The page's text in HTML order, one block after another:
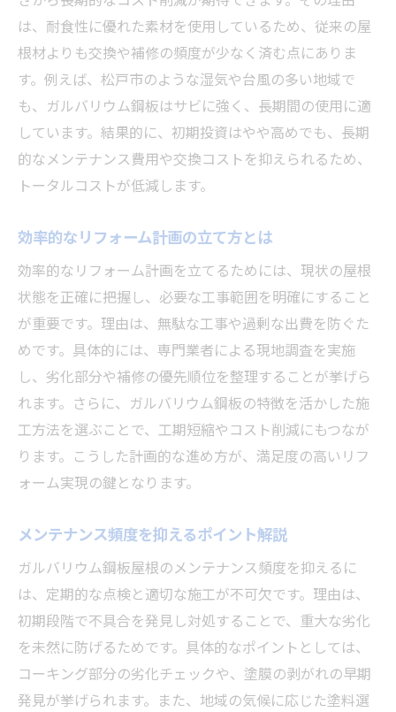
は、耐食性に優れた素材を使用しているため、従来の屋
根材よりも交換や補修の頻度が少なく済む点にありま
す。例えば、松戸市のような湿気や台風の多い地域で
も、ガルバリウム鋼板はサビに強く、長期間の使用に適
しています。結果的に、初期投資はやや高めでも、長期
的なメンテナンス費用や交換コストを抑えられるため、
トータルコストが低減します。
効率的なリフォーム計画の立て方とは
効率的なリフォーム計画を立てるためには、現状の屋根
状態を正確に把握し、必要な工事範囲を明確にすること
が重要です。理由は、無駄な工事や過剰な出費を防ぐた
めです。具体的には、専門業者による現地調査を実施
し、劣化部分や補修の優先順位を整理することが挙げら
れます。さらに、ガルバリウム鋼板の特徴を活かした施
工方法を選ぶことで、工期短縮やコスト削減にもつなが
ります。こうした計画的な進め方が、満足度の高いリフ
ォーム実現の鍵となります。
メンテナンス頻度を抑えるポイント解説
ガルバリウム鋼板屋根のメンテナンス頻度を抑えるに
は、定期的な点検と適切な施工が不可欠です。理由は、
初期段階で不具合を発見し対処することで、重大な劣化
を未然に防げるためです。具体的なポイントとしては、
コーキング部分の劣化チェックや、塗膜の剥がれの早期
発見が挙げられます。また、地域の気候に応じた塗料選